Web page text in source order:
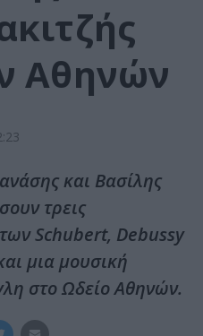
Αθηνών
και Βασίλης
τρεις
Schubert, Debussy
μια μουσική
στο Ωδείο Αθηνών.